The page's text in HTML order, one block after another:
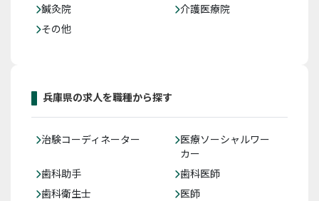
鍼灸院
介護医療院
その他
兵庫県の求人を職種から探す
治験コーディネーター
医療ソーシャルワー
カー
歯科助手
歯科医師
歯科衛生士
医師